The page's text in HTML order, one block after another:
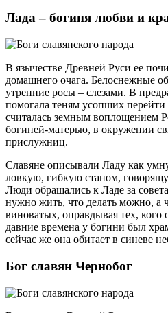
Лада – богиня любви и
В язычестве Древней Руси ее
домашнего очага. Белоснежные
утренние росы – слезами. В
помогала теням усопших
считалась земным воплощением
богиней-матерью, в окружении
прислужниц.
Славяне описывали Ладу как
ловкую, гибкую станом,
Люди обращались к Ладе за
нужно жить, что делать можно, а
виноватых, оправдывая тех, кого
давние времена у богини был
сейчас же она обитает в синеве
Бог славян Чернобог